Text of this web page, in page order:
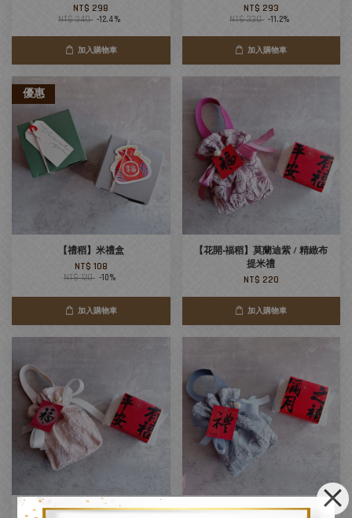
NT$ 298
NT$ 340 -12.4%
加入購物車
NT$ 293
NT$ 330 -11.2%
加入購物車
優惠
【禮稻】米禮盒
NT$ 108
NT$ 120 -10%
加入購物車
【花開‧福稻】莫蘭迪紫 / 精緻布
提米禮
NT$ 220
加入購物車
【花開‧福稻】優雅香檳 / 精緻布
【花開‧福稻】莫蘭迪藍 / 精緻布